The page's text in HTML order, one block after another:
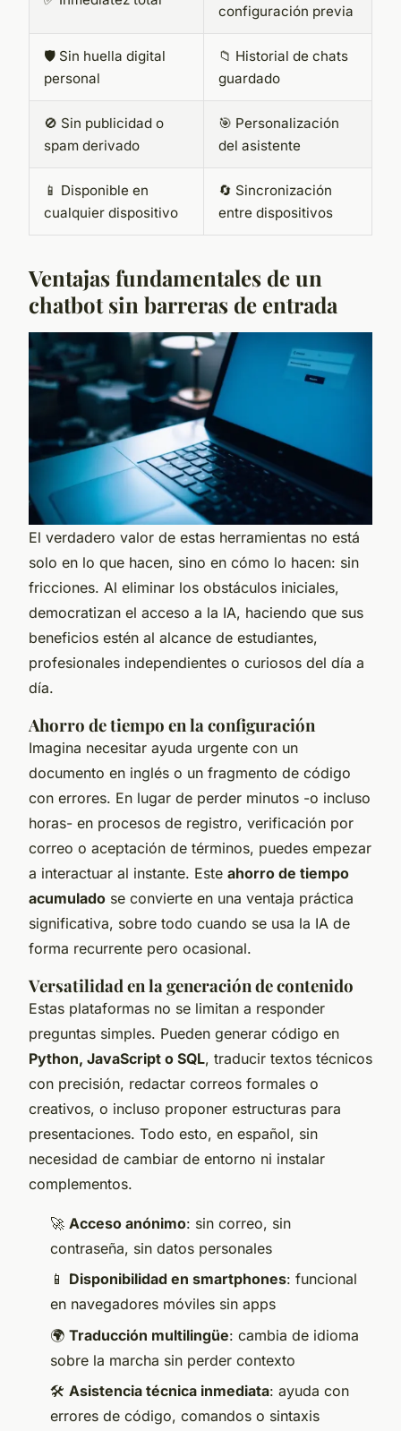
configuración previa
🛡️ Sin huella digital
personal
📁 Historial de chats
guardado
🚫 Sin publicidad o
spam derivado
🎯 Personalización
del asistente
📱 Disponible en
cualquier dispositivo
🔄 Sincronización
entre dispositivos
Ventajas fundamentales de un
chatbot sin barreras de entrada
El verdadero valor de estas herramientas no está
solo en lo que hacen, sino en cómo lo hacen: sin
fricciones. Al eliminar los obstáculos iniciales,
democratizan el acceso a la IA, haciendo que sus
beneficios estén al alcance de estudiantes,
profesionales independientes o curiosos del día a
día.
Ahorro de tiempo en la configuración
Imagina necesitar ayuda urgente con un
documento en inglés o un fragmento de código
con errores. En lugar de perder minutos -o incluso
horas- en procesos de registro, verificación por
correo o aceptación de términos, puedes empezar
a interactuar al instante. Este ahorro de tiempo
acumulado se convierte en una ventaja práctica
significativa, sobre todo cuando se usa la IA de
forma recurrente pero ocasional.
Versatilidad en la generación de contenido
Estas plataformas no se limitan a responder
preguntas simples. Pueden generar código en
Python, JavaScript o SQL, traducir textos técnicos
con precisión, redactar correos formales o
creativos, o incluso proponer estructuras para
presentaciones. Todo esto, en español, sin
necesidad de cambiar de entorno ni instalar
complementos.
🚀 Acceso anónimo: sin correo, sin
contraseña, sin datos personales
📱 Disponibilidad en smartphones: funcional
en navegadores móviles sin apps
🌍 Traducción multilingüe: cambia de idioma
sobre la marcha sin perder contexto
🛠️ Asistencia técnica inmediata: ayuda con
errores de código, comandos o sintaxis